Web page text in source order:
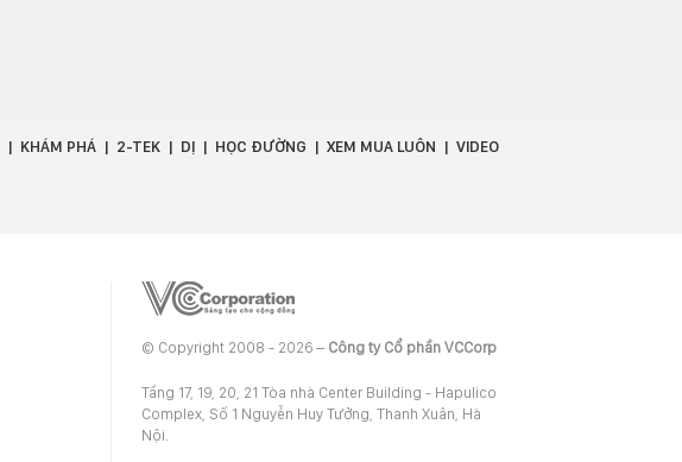
KHÁM PHÁ 2-TEK DỊ HỌC ĐƯỜNG XEM MUA LUÔN VIDEO
© Copyright 2008 - 2026 – Công ty Cổ phần VCCorp
Tầng 17, 19, 20, 21 Tòa nhà Center Building - Hapulico
Complex, Số 1 Nguyễn Huy Tưởng, Thanh Xuân, Hà
Nội.